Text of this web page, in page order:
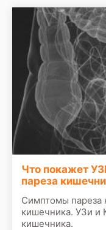
Что покажет
пареза
Симптомы пареза
кишечника. УЗи и
кишечника.